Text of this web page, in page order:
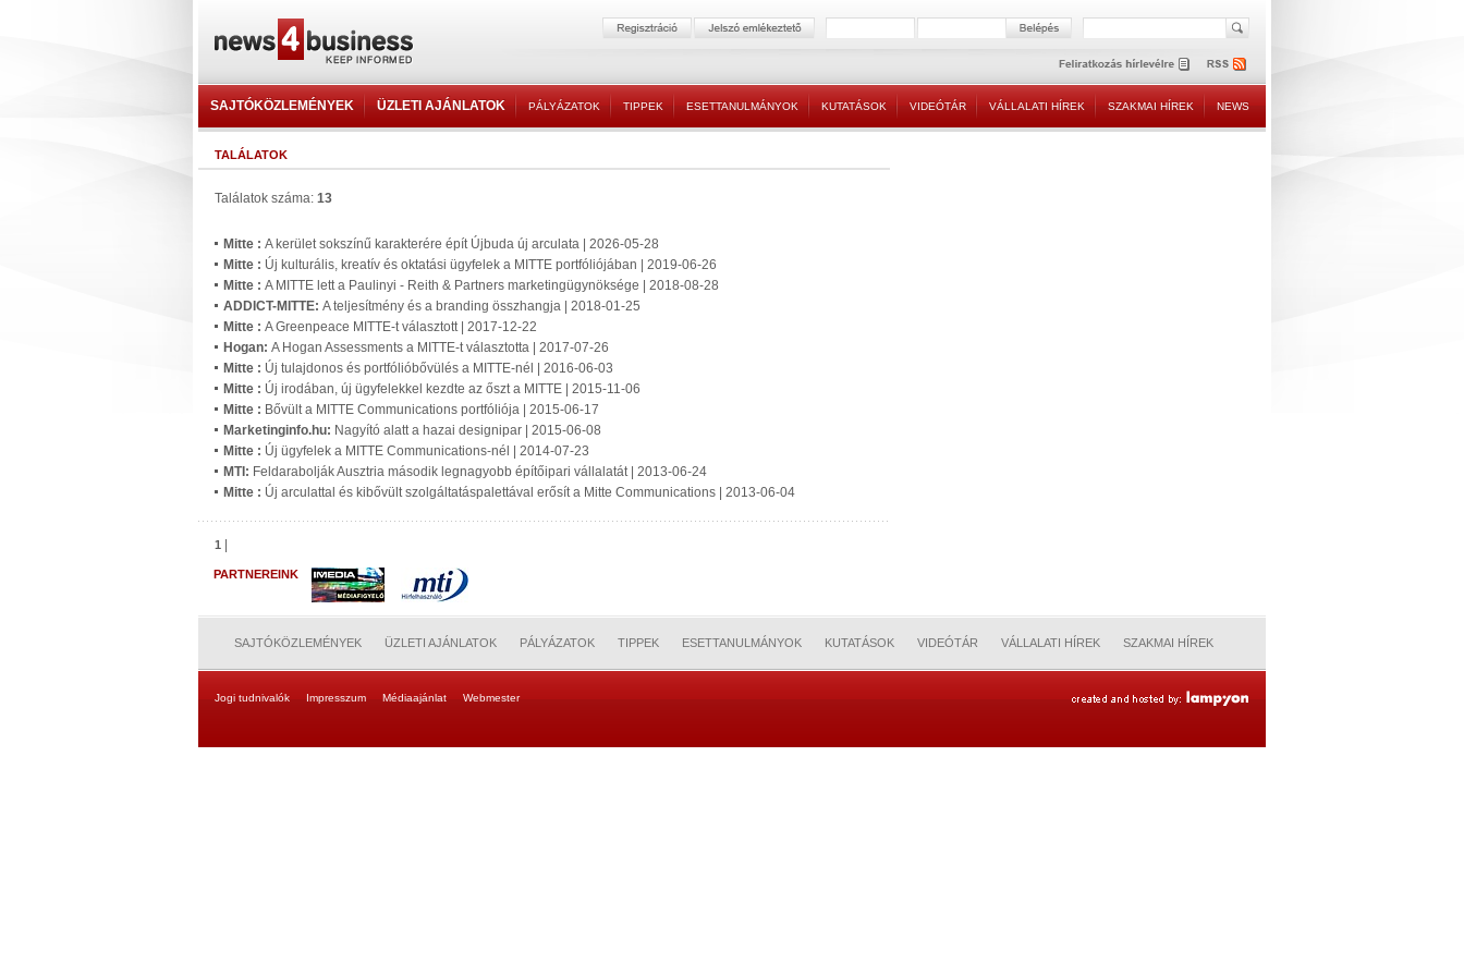
SAJTÓKÖZLEMÉNYEK ÜZLETI AJÁNLATOK PÁLYÁZATOK TIPPEK ESETTANULMÁNYOK KUTATÁSOK VIDEÓTÁR VÁLLALATI HÍREK SZAKMAI HÍREK NEWS
TALÁLATOK
Találatok száma: 13
Mitte : A kerület sokszínű karakterére épít Újbuda új arculata | 2026-05-28
Mitte : Új kulturális, kreatív és oktatási ügyfelek a MITTE portfóliójában | 2019-06-26
Mitte : A MITTE lett a Paulinyi - Reith & Partners marketingügynöksége | 2018-08-28
ADDICT-MITTE: A teljesítmény és a branding összhangja | 2018-01-25
Mitte : A Greenpeace MITTE-t választott | 2017-12-22
Hogan: A Hogan Assessments a MITTE-t választotta | 2017-07-26
Mitte : Új tulajdonos és portfólióbővülés a MITTE-nél | 2016-06-03
Mitte : Új irodában, új ügyfelekkel kezdte az őszt a MITTE | 2015-11-06
Mitte : Bővült a MITTE Communications portfóliója | 2015-06-17
Marketinginfo.hu: Nagyító alatt a hazai designipar | 2015-06-08
Mitte : Új ügyfelek a MITTE Communications-nél | 2014-07-23
MTI: Feldarabolják Ausztria második legnagyobb építőipari vállalatát | 2013-06-24
Mitte : Új arculattal és kibővült szolgáltatáspalettával erősít a Mitte Communications | 2013-06-04
1
PARTNEREINK
SAJTÓKÖZLEMÉNYEK ÜZLETI AJÁNLATOK PÁLYÁZATOK TIPPEK ESETTANULMÁNYOK KUTATÁSOK VIDEÓTÁR VÁLLALATI HÍREK SZAKMAI HÍREK
Jogi tudnivalók Impresszum Médiaajánlat Webmester